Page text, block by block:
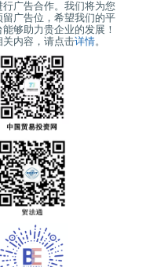
行广告合作。我们将为您
留广告位，希望我们的平
能够助力贵企业的发展！
关内容，请点击详情。